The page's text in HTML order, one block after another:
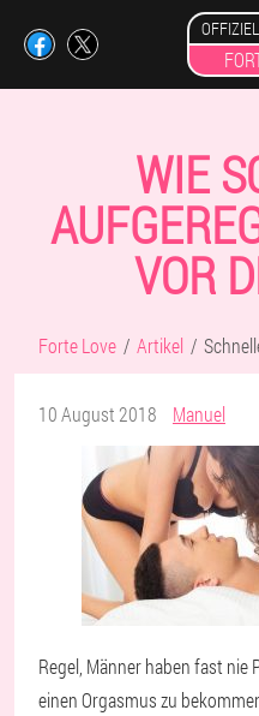
WIE
VOR
Forte Love Artikel
10 August 2018 Manuel
Regel, Männer haben fast
einen Orgasmus zu